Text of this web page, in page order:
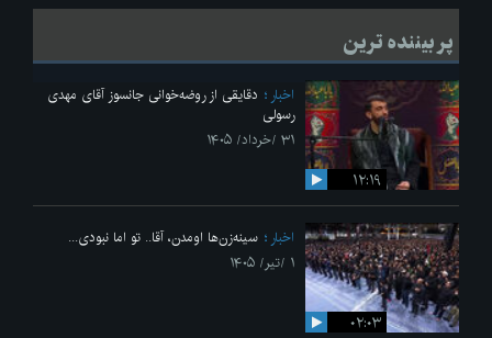
لحظاتی از قرائت زیارت اربعین امام حسین(ع) در مراسم عزاداری هیئات
پر بیننده ترین
۱۲:۱۹
اخبار
دقایقی از روضه‌خوانی جانسوز آقای مهدی
رسولی
۳۱ /خرداد/ ۱۴۰۵
۰۲:۰۳
اخبار
سینه‌زن‌ها اومدن،‌ آقا.. تو اما نبودی...
۱ /تیر/ ۱۴۰۵